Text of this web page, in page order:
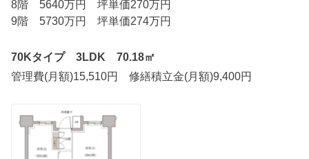
8階 5640万円 坪単価270万円
9階 5730万円 坪単価274万円
70Kタイプ 3LDK 70.18㎡
管理費(月額)15,510円 修繕積立金(月額)9,400円